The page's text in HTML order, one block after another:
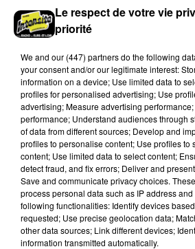
Bison Futé : un samedi
C'est l'un des week-ends les plus
avec des départs aussi
Le respect de votre vie
priorité
We and our (447) partnersdo the following
your consent and/or our legitimate interest:
information on a device; Use limited data to
profiles for personalised advertising; Use
advertising; Measure advertising
performance; Understand audiences through
of data from different sources; Develop and
profiles to personalise content; Use profiles to
content; Use limited data to select content;
detect fraud, and fix errors; Deliver and
Save and communicate privacy choices.
process personal data such as IP address
following functionalities: Identify devices
requested; Use precise geolocation data;
other data sources; Link different devices;
information transmitted automatically.